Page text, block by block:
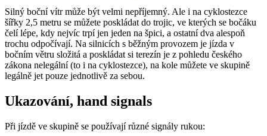
Silný boční vítr může být velmi nepříjemný. Ale i na cyklostezce
šířky 2,5 metru se můžete poskládat do trojic, ve kterých se bočáku
čelí lépe, kdy nejvíc trpí jen jeden na špici, a ostatní dva alespoň
trochu odpočívají. Na silnicích s běžným provozem je jízda v
bočním větru složitá a poskládat si terezín je z pohledu českého
zákona nelegální (to i na cyklostezce), na kole můžete ve skupině
legálně jet pouze jednotlivě za sebou.
Ukazování, hand signals
Při jízdě ve skupině se používají různé signály rukou: